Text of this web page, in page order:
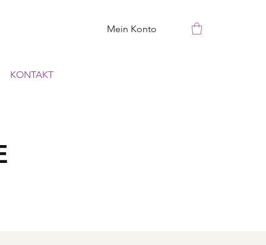
Mein Konto
KONTAKT